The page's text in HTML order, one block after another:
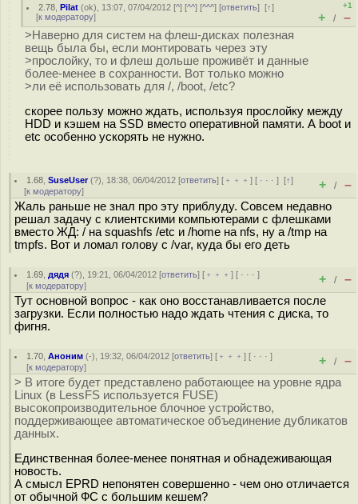
2.78 ,Pilat (ok), 13:07, 07/04/2012 [^] [^^] [^^^] [ответить][↑]
[к модератору]
+1
+ / –
>Наверно для систем на флеш-дисках полезная
вещь была бы, если монтировать через эту
>прослойку, то и флеш дольше проживёт и данные
более-менее в сохранности. Вот только можно
>ли её использовать для /, /boot, /etc?
скорее пользу можно ждать, используя прослойку между
HDD и кэшем на SSD вместо оперативной памяти. А boot и
etc особенно ускорять не нужно.
1.68 ,SuseUser(?), 18:38, 06/04/2012 [ответить] [ ﹢﹢﹢] [ · · ·][↑]
[к модератору] + / –
Жаль раньше не знал про эту приблуду. Совсем недавно
решал задачу с клиентскими компьютерами с флешками
вместо ЖД: / на squashfs /etc и /home на nfs, ну а /tmp на
tmpfs. Вот и ломал голову с /var, куда бы его деть
1.69 дядя (?), 19:21, 06/04/2012 [ответить] [ ﹢﹢﹢] [ · · ·]
[к модератору] + / –
Тут основной вопрос - как оно восстанавливается после
загрузки. Если полностью надо ждать чтения с диска, то
фигня.
1.70 ,Аноним (-), 19:32, 06/04/2012 [ответить] [ ﹢﹢﹢] [ · · ·]
[к модератору] + / –
> В итоге будет представлено работающее на уровне ядра
Linux (в LessFS используется FUSE)
высокопроизводительное блочное устройство,
поддерживающее автоматическое объединение дубликатов
данных.
Единственная более-менее понятная и обнадеживающая
новость.
А смысл EPRD непонятен совершенно - чем оно отличается
от обычной ФС с большим кешем?